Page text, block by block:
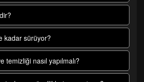
kadar sürüyor?
temizliği nasıl yapılmalı?